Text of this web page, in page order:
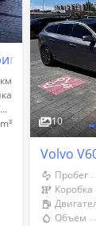
Бензин + Газ (Метан)
10
Volvo
Пробег
Коробка
Объём